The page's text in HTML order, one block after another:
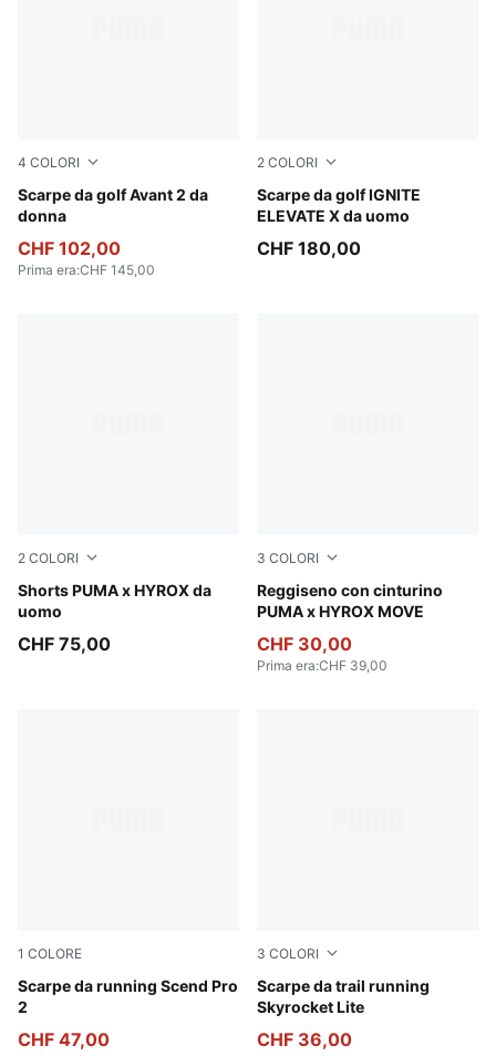
4 COLORI
Scarpe da golf Avant 2 da
donna
PUMA Black-Ash Gray-Team Light Blue
CHF 102,00
Prima era:CHF 145,00
2 COLORI
Scarpe da golf IGNITE
ELEVATE X da uomo
Slate Sky-PUMA Black-Ash
CHF 180,00
2 COLORI
Shorts PUMA x HYROX da
uomo
Light Gray Heather
CHF 75,00
3 COLORI
Reggiseno con cinturino
PUMA x HYROX MOVE
Puma Black
CHF 30,00
Prima era:CHF 39,00
1 COLORE
Scarpe da running Scend Pro
2
PUMA Black-Flat Dark Gray
CHF 47,00
3 COLORI
Scarpe da trail running
Skyrocket Lite
PUMA Black-Cool Dark Gray
CHF 36,00